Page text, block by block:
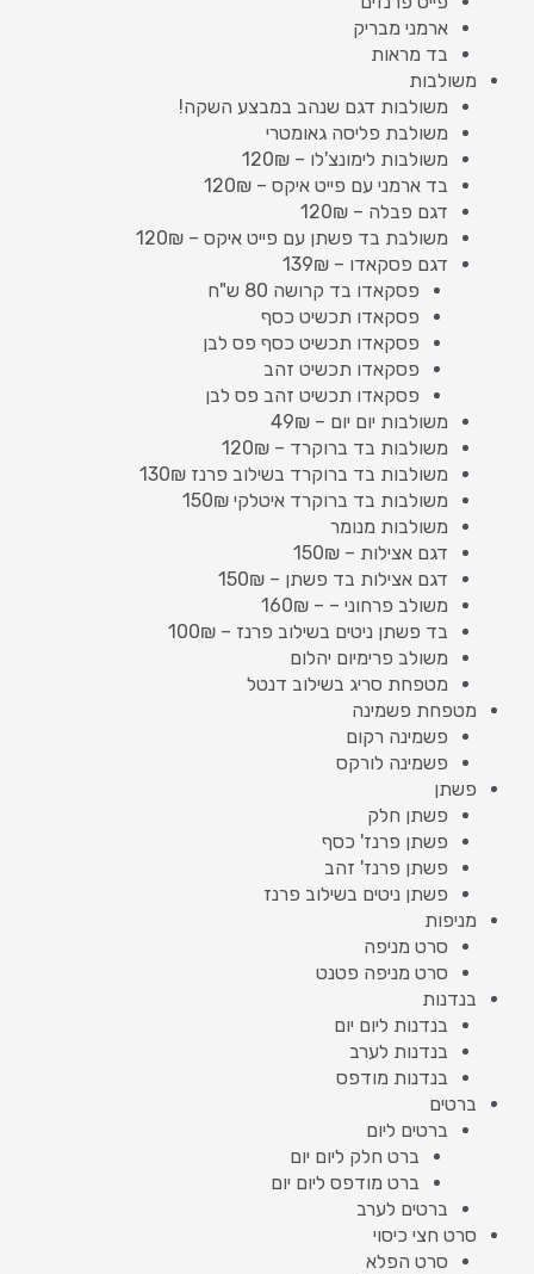
ארמני מבריק
בד מראות
משולבות
משולבות דגם שנהב במבצע השקה!
משולבת פליסה גאומטרי
משולבות לימונצ'לו – 120₪
בד ארמני עם פייט איקס – 120₪
דגם פבלה – 120₪
משולבת בד פשתן עם פייט איקס – 120₪
דגם פסקאדו – 139₪
פסקאדו בד קרושה 80 ש"ח
פסקאדו תכשיט כסף
פסקאדו תכשיט כסף פס לבן
פסקאדו תכשיט זהב
פסקאדו תכשיט זהב פס לבן
משולבות יום יום – 49₪
משולבות בד ברוקרד – 120₪
משולבות בד ברוקרד בשילוב פרנז 130₪
משולבות בד ברוקרד איטלקי 150₪
משולבות מנומר
דגם אצילות – 150₪
דגם אצילות בד פשתן – 150₪
משולב פרחוני – – 160₪
בד פשתן ניטים בשילוב פרנז – 100₪
משולב פרימיום יהלום
מטפחת סריג בשילוב דנטל
מטפחת פשמינה
פשמינה רקום
פשמינה לורקס
פשתן
פשתן חלק
פשתן פרנז' כסף
פשתן פרנז' זהב
פשתן ניטים בשילוב פרנז
מניפות
סרט מניפה
סרט מניפה פטנט
בנדנות
בנדנות ליום יום
בנדנות לערב
בנדנות מודפס
ברטים
ברטים ליום
ברט חלק ליום יום
ברט מודפס ליום יום
ברטים לערב
סרט חצי כיסוי
סרט הפלא